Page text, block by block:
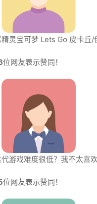
灵宝可梦 Lets Go 皮卡丘/
位网友表示赞同！
游戏难度很低？我不太喜
位网友表示赞同！